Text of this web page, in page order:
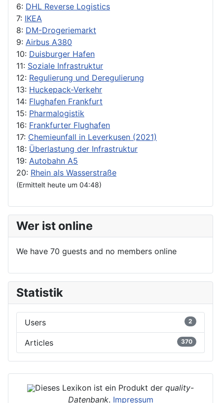
6: DHL Reverse Logistics
7: IKEA
8: DM-Drogeriemarkt
9: Airbus A380
10: Duisburger Hafen
11: Soziale Infrastruktur
12: Regulierung und Deregulierung
13: Huckepack-Verkehr
14: Flughafen Frankfurt
15: Pharmalogistik
16: Frankfurter Flughafen
17: Chemieunfall in Leverkusen (2021)
18: Überlastung der Infrastruktur
19: Autobahn A5
20: Rhein als Wasserstraße
(Ermittelt heute um 04:48)
Wer ist online
We have 70 guests and no members online
Statistik
Users 2
Articles 370
Dieses Lexikon ist ein Produkt der quality-
Datenbank. Impressum